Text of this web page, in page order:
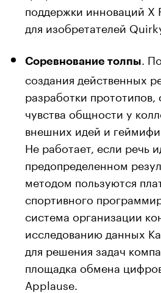
поддержки инноваций X
для изобретателей
Соревнование толпы
.
создания действенных
разработки
чувства общности у
внешних идей и
Не работает, если речь
предопределенном
методом пользуются
спортивного
система организации
исследованию данных
для решения задач
площадка обмена
Applause.